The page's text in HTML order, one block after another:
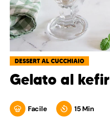
DESSERT AL CUCCHIAIO
Gelato al kefir
Facile 15 Min